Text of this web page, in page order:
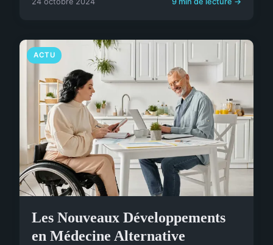
ACTU
Les Nouveaux Développements
en Médecine Alternative